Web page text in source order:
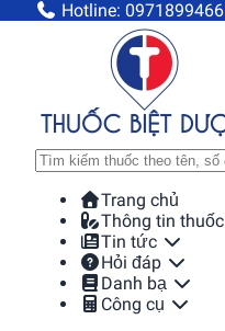
Hotline: 0971899466
Trang chủ
Thông tin thuốc
Tin tức
Hỏi đáp
Danh bạ
Công cụ